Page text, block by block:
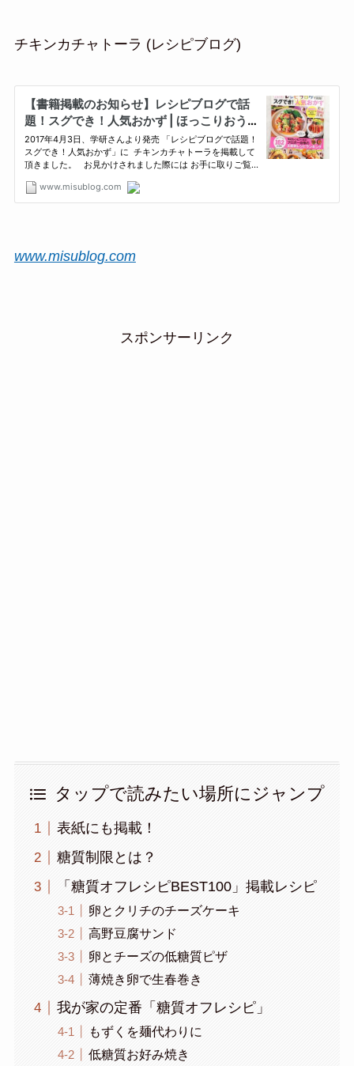
チキンカチャトーラ (レシピブログ)
www.misublog.com
スポンサーリンク
タップで読みたい場所にジャンプ
表紙にも掲載！
糖質制限とは？
「糖質オフレシピBEST100」掲載レシピ
卵とクリチのチーズケーキ
高野豆腐サンド
卵とチーズの低糖質ピザ
薄焼き卵で生春巻き
我が家の定番「糖質オフレシピ」
もずくを麺代わりに
低糖質お好み焼き